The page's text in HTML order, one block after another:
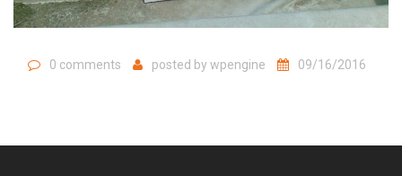
0 comments posted by wpengine 09/16/2016